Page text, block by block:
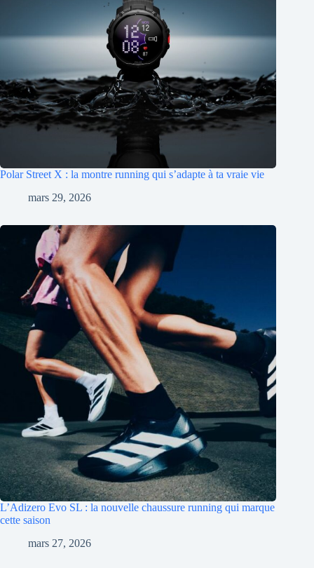
Polar Street X : la montre running qui s’adapte à ta vraie vie
mars 29, 2026
L’Adizero Evo SL : la nouvelle chaussure running qui marque
cette saison
mars 27, 2026